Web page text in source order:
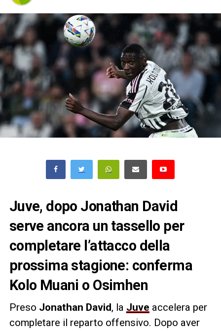
Juve, dopo Jonathan David
serve ancora un tassello per
completare l’attacco della
prossima stagione: conferma
Kolo Muani o Osimhen
Preso Jonathan David, la Juve accelera per
completare il reparto offensivo. Dopo aver